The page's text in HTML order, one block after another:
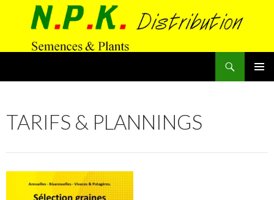
TARIFS & PLANNINGS